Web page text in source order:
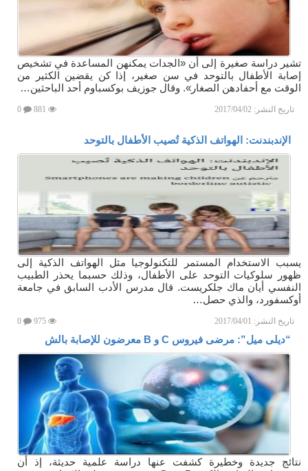
تشير دراسة صغيرة إلى أن «الجدات يمكنهن المساعدة في تشخيص
إصابة الأطفال بالتوحد في سن صغير، إذا كن يقضين الكثير من
الوقت مع أحفادهن الصغار». وقال جوزيف بوكسباوم أحد الباحثين…
تاريخ النشر: 2017/04/02
الإندبندنت: الهواتف الذكية تُصيب الأطفال بالتوحد
يسبب الاستخدام المستمر للتكنولوجيا مثل الهواتف الذكية إلى
ظهور سلوكيات التوحد على الأطفال، وذلك حسبما يحذر الطبيب
النفسي أيان ماك جلكريست. قال مدرس الأدب السابق في جامعة
أوكسفورد، والذي حصل…
تاريخ النشر: 2017/04/01
“ديلى ميل”: مرضى فيروس C و B معرضون للإصابة بالش
نتائج جديدة وخطيرة كشفت عنها دراسة علمية حديثة، إذ أن